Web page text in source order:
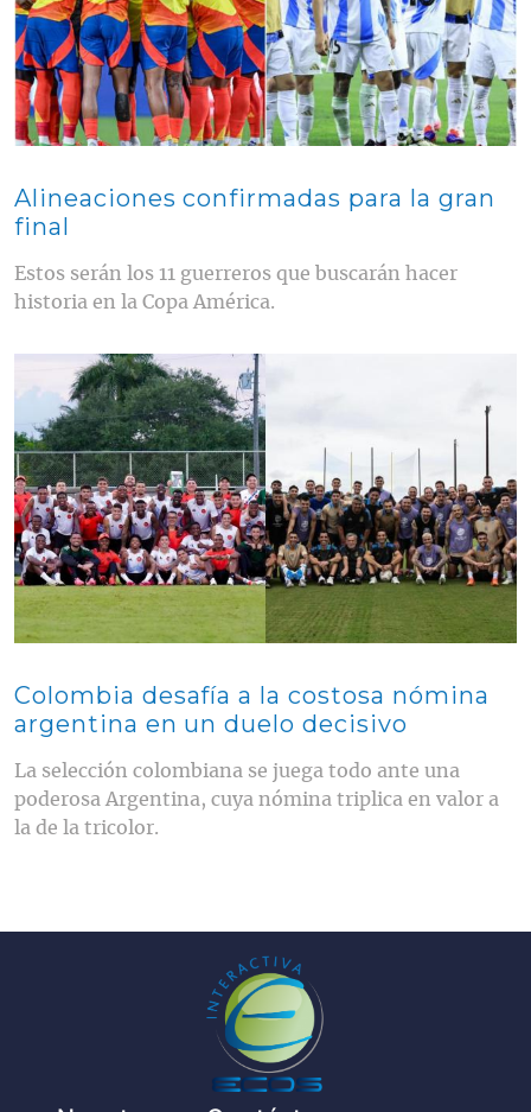
Alineaciones confirmadas para la gran
final
Estos serán los 11 guerreros que buscarán hacer
historia en la Copa América.
Contenido multimedia principal
Colombia desafía a la costosa nómina
argentina en un duelo decisivo
La selección colombiana se juega todo ante una
poderosa Argentina, cuya nómina triplica en valor a
la de la tricolor.